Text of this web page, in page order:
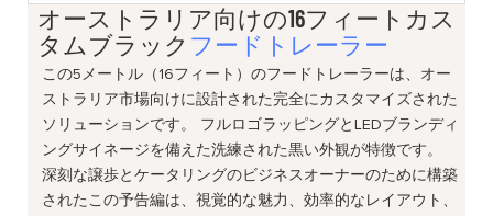
オーストラリア向けの16フィートカス
タムブラック フードトレーラー
この5メートル（16フィート）のフードトレーラーは、オー
ストラリア市場向けに設計された完全にカスタマイズされた
ソリューションです。 フルロゴラッピングとLEDブランディ
ングサイネージを備えた洗練された黒い外観が特徴です。
深刻な譲歩とケータリングのビジネスオーナーのために構築
されたこの予告編は、視覚的な魅力、効率的なレイアウト、